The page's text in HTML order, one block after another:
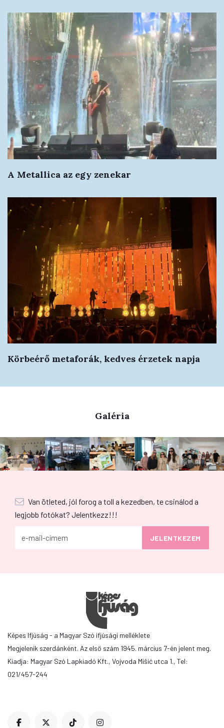
A Metallica az egy zenekar
Körbeérő metaforák, kedves érzetek napja
Galéria
Van ötleted, jól forog a toll a kezedben, te csinálod a
legjobb fotókat? Jelentkezz!!!
Képes Ifjúság - a Magyar Szó ifjúsági melléklete
Megjelenik szerdánként. Az első szám 1945. március 7-én jelent meg.
Kiadja: Magyar Szó Lapkiadó Kft., Vojvoda Mišić utca 1., Tel:
021/457-244